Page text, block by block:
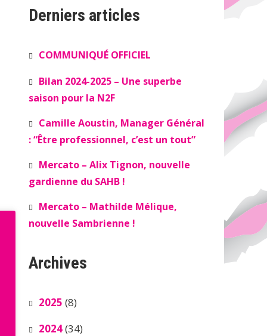
Derniers articles
COMMUNIQUÉ OFFICIEL
Bilan 2024-2025 – Une superbe
saison pour la N2F
Camille Aoustin, Manager Général
: “Être professionnel, c’est un tout”
Mercato – Alix Tignon, nouvelle
gardienne du SAHB !
Mercato – Mathilde Mélique,
nouvelle Sambrienne !
Archives
2025 (8)
2024(34)